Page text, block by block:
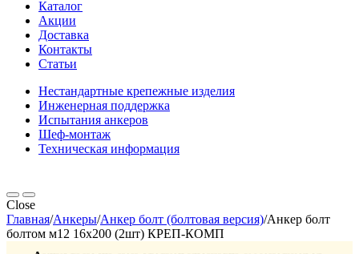
Каталог
Акции
Доставка
Контакты
Статьи
Нестандартные крепежные изделия
Инженерная поддержка
Испытания анкеров
Шеф-монтаж
Техническая информация
Close
Главная/Анкеры/Анкер болт (болтовая версия)/Анкер болт
болтом м12 16х200 (2шт) КРЕП-КОМП